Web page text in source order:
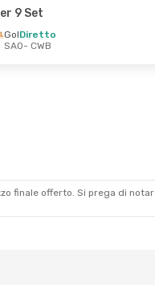
9 Set
GolDiretto
SAO- CWB
finale offerto. Si prega di